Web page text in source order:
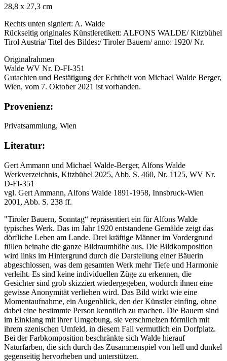
28,8 x 27,3 cm
Rechts unten signiert: A. Walde
Rückseitig originales Künstleretikett: ALFONS WALDE/ Kitzbühel
Tirol Austria/ Titel des Bildes:/ Tiroler Bauern/ anno: 1920/ Nr.
Originalrahmen
Walde WV Nr. D-FI-351
Gutachten und Bestätigung der Echtheit von Michael Walde Berger,
Wien, vom 7. Oktober 2021 ist vorhanden.
Provenienz:
Privatsammlung, Wien
Literatur:
Gert Ammann und Michael Walde-Berger, Alfons Walde
Werkverzeichnis, Kitzbühel 2025, Abb. S. 460, Nr. 1125, WV Nr.
D-FI-351
vgl. Gert Ammann, Alfons Walde 1891-1958, Innsbruck-Wien
2001, Abb. S. 238 ff.
"Tiroler Bauern, Sonntag“ repräsentiert ein für Alfons Walde
typisches Werk. Das im Jahr 1920 entstandene Gemälde zeigt das
dörfliche Leben am Lande. Drei kräftige Männer im Vordergrund
füllen beinahe die ganze Bildraumhöhe aus. Die Bildkomposition
wird links im Hintergrund durch die Darstellung einer Bäuerin
abgeschlossen, was dem gesamten Werk mehr Tiefe und Harmonie
verleiht. Es sind keine individuellen Züge zu erkennen, die
Gesichter sind grob skizziert wiedergegeben, wodurch ihnen eine
gewisse Anonymität verliehen wird. Das Bild wirkt wie eine
Momentaufnahme, ein Augenblick, den der Künstler einfing, ohne
dabei eine bestimmte Person kenntlich zu machen. Die Bauern sind
im Einklang mit ihrer Umgebung, sie verschmelzen förmlich mit
ihrem szenischen Umfeld, in diesem Fall vermutlich ein Dorfplatz.
Bei der Farbkomposition beschränkte sich Walde hierauf
Naturfarben, die sich durch das Zusammenspiel von hell und dunkel
gegenseitig hervorheben und unterstützen.